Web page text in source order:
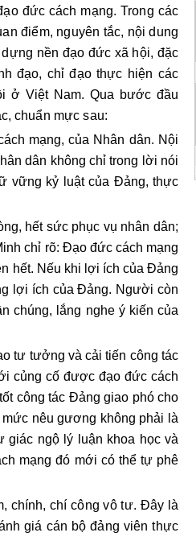
đức cách mạng. Trong các
điểm, nguyên tắc, nội dung
nền đạo đức xã hội, đặc
đạo, chỉ đạo thực hiện các
ở Việt Nam. Qua bước đầu
chuẩn mực sau:
mạng, của Nhân dân. Nội
dân không chỉ trong lời nói
vững kỷ luật của Đảng, thực
hết sức phục vụ nhân dân;
chỉ rõ: Đạo đức cách mạng
hết. Nếu khi lợi ích của Đảng
lợi ích của Đảng. Người còn
chúng, lắng nghe ý kiến của
tư tưởng và cải tiến công tác
củng cố được đạo đức cách
công tác Đảng giao phó cho
nêu gương không phải là
giác ngộ lý luận khoa học và
mạng đó mới có thể tự phê
chính, chí công vô tư. Đây là
giá cán bộ đảng viên thực